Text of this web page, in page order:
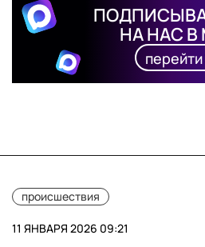
НА НАС В
перейти
происшествия
11 ЯНВАРЯ 2026 09:21